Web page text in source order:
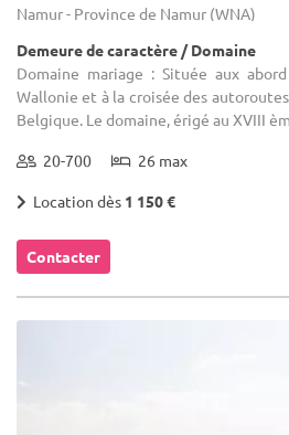
Namur - Province de Namur (WNA)
Demeure de caractère / Domaine
Domaine mariage : Située aux
Wallonie et à la croisée des
Belgique. Le domaine, érigé au XVIII
20-700 26 max
Location dès 1 150 €
Contacter